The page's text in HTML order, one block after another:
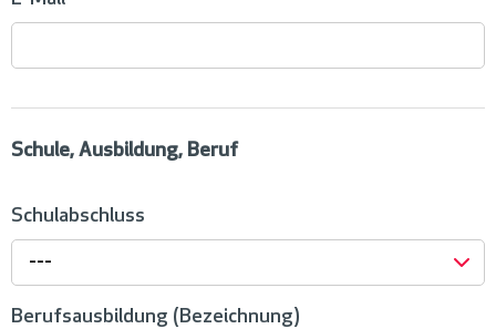
Schule, Ausbildung, Beruf
Schulabschluss
---
Berufsausbildung (Bezeichnung)